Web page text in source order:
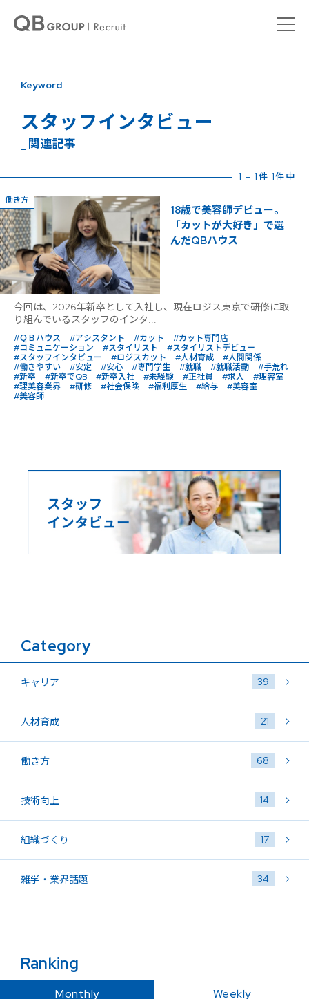
Keyword
スタッフインタビュー
_ 関連記事
1 - 1件 1件中
働き方
18歳で美容師デビュー。
「カットが大好き」で選
んだQBハウス
今回は、2026年新卒として入社し、現在ロジス東京で研修に取
り組んでいるスタッフのインタ...
#ＱＢハウス #アシスタント #カット
#カット専門店
#コミュニケーション
#スタイリスト
#スタイリストデビュー
#スタッフインタビュー
#ロジスカット #人材育成
#人間関係
#働きやすい
#安定 #安心 #専門学生 #就職 #就職活動
#手荒れ
#新卒
#新卒でQB #新卒入社 #未経験 #正社員 #求人
#理容室
#理美容業界
#研修 #社会保険 #福利厚生 #給与
#美容室
#美容師
Category
キャリア 39
人材育成 21
働き方 68
技術向上 14
組織づくり 17
雑学・業界話題 34
Ranking
Monthly Weekly